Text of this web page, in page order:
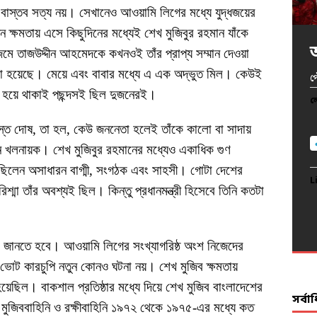
সত্য নয়। সেখানেও আওয়ামি লিগের মধ্যে যুদ্ধজয়ের
এসে কিছুদিনের মধ্যেই শেখ মুজিবুর রহমান যাঁকে
তাজউদ্দীন আহমেদকে কখনওই তাঁর প্রাপ্য সম্মান দেওয়া
হয়েছে। মেয়ে এবং বাবার মধ্যে এ এক অদ্ভুত মিল। কেউই
হয়ে থাকাই পছন্দসই ছিল দুজনেরই।
দোষ, তা হল, কেউ জননেতা হলেই তাঁকে কালো বা সাদায়
খলনায়ক। শেখ মুজিবুর রহমানের মধ্যেও একাধিক গুণ
অসাধারন বাগ্মী, সংগঠক এবং সাহসী। গোটা দেশের
তাঁর অবশ্যই ছিল। কিন্তু প্রধানমন্ত্রী হিসেবে তিনি কতটা
হবে। আওয়ামি লিগের সংখ্যাগরিষ্ঠ অংশ নিজেদের
কারচুপি নতুন কোনও ঘটনা নয়। শেখ মুজিব ক্ষমতায়
বাকশাল প্রতিষ্ঠার মধ্যে দিয়ে শেখ মুজিব বাংলাদেশের
ও রক্ষীবাহিনি ১৯৭২ থেকে ১৯৭৫-এর মধ্যে কত